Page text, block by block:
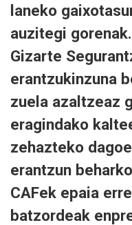
laneko
auzitegi
Gizarte
erantzukinzuna
zuela azaltzeaz
eragindako
zehazteko
erantzun
CAFek epaia
batzordeak